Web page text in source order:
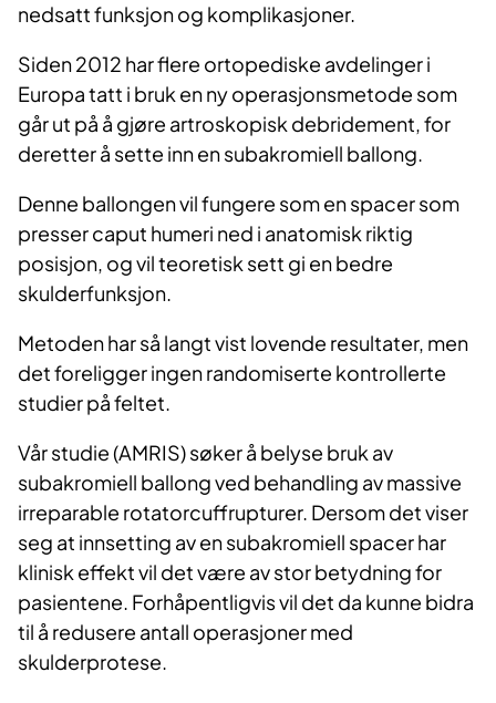
nedsatt funksjon og komplikasjoner.
Siden 2012 har flere ortopediske avdelinger i
Europa tatt i bruk en ny operasjonsmetode som
går ut på å gjøre artroskopisk debridement, for
deretter å sette inn en subakromiell ballong.
Denne ballongen vil fungere som en spacer som
presser caput humeri ned i anatomisk riktig
posisjon, og vil teoretisk sett gi en bedre
skulderfunksjon.
Metoden har så langt vist lovende resultater, men
det foreligger ingen randomiserte kontrollerte
studier på feltet.
Vår studie (AMRIS) søker å belyse bruk av
subakromiell ballong ved behandling av massive
irreparable rotatorcuffrupturer. Dersom det viser
seg at innsetting av en subakromiell spacer har
klinisk effekt vil det være av stor betydning for
pasientene. Forhåpentligvis vil det da kunne bidra
til å redusere antall operasjoner med
skulderprotese.